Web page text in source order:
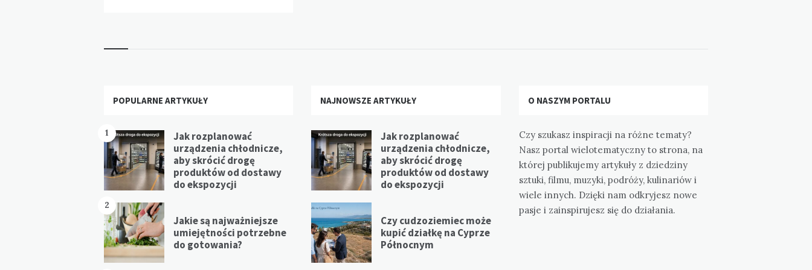
Widgets
POPULARNE ARTYKUŁY
1
Jak rozplanować
urządzenia chłodnicze,
aby skrócić drogę
produktów od dostawy
do ekspozycji
2
Jakie są najważniejsze
umiejętności potrzebne
do gotowania?
NAJNOWSZE ARTYKUŁY
Jak rozplanować
urządzenia chłodnicze,
aby skrócić drogę
produktów od dostawy
do ekspozycji
Czy cudzoziemiec może
kupić działkę na Cyprze
Północnym
O NASZYM PORTALU
Czy szukasz inspiracji na różne tematy?
Nasz portal wielotematyczny to strona, na
której publikujemy artykuły z dziedziny
sztuki, filmu, muzyki, podróży, kulinariów i
wiele innych. Dzięki nam odkryjesz nowe
pasje i zainspirujesz się do działania.